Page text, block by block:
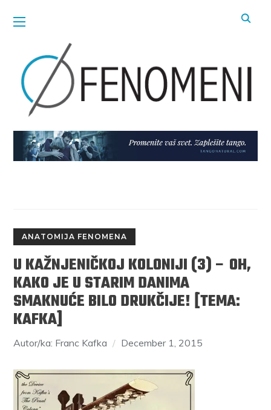
ANATOMIJA FENOMENA
U KAŽNJENIČKOJ KOLONIJI (3) – OH,
KAKO JE U STARIM DANIMA
SMAKNUĆE BILO DRUKČIJE! [TEMA:
KAFKA]
Autor/ka: Franc Kafka December 1, 2015